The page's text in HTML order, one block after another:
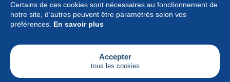
Certains de ces cookies sont nécessaires au fonctionnement de
notre site, d’autres peuvent être paramétrés selon vos
préférences. En savoir plus
Accepter
tous les cookies
Actualités
Fonctionnalités
Société
Services